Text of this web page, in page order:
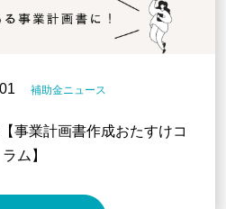
補助金ニュース
事業計画書作成おたすけコ
ラム】